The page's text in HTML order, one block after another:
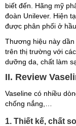
biết đến. Hãng mỹ
đoàn Unilever. Hiện
được phân phối ở
Thương hiệu này
trên thị trường với
dưỡng da, chất làm
II. Review
Vaseline có nhiều
chống nắng,…
1. Thiết kế, chất